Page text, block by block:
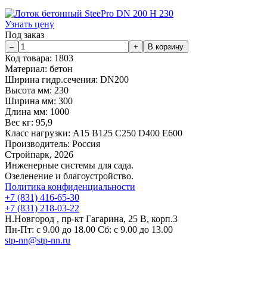
Узнать цену
Под заказ
Код товара: 1803
Материал: бетон
Ширина гидр.сечения: DN200
Высота мм: 230
Ширина мм: 300
Длина мм: 1000
Вес кг: 95,9
Класс нагрузки: A15 B125 C250 D400 E600
Производитель: Россия
Стройпарк, 2026
Инженерные системы для сада.
Озеленение и благоустройство.
Политика конфиденциальности
+7 (831) 416-65-30
+7 (831) 218-03-22
Н.Новгород , пр-кт Гагарина, 25 В, корп.3
Пн-Пт: с 9.00 до 18.00 Сб: с 9.00 до 13.00
stp-nn@stp-nn.ru